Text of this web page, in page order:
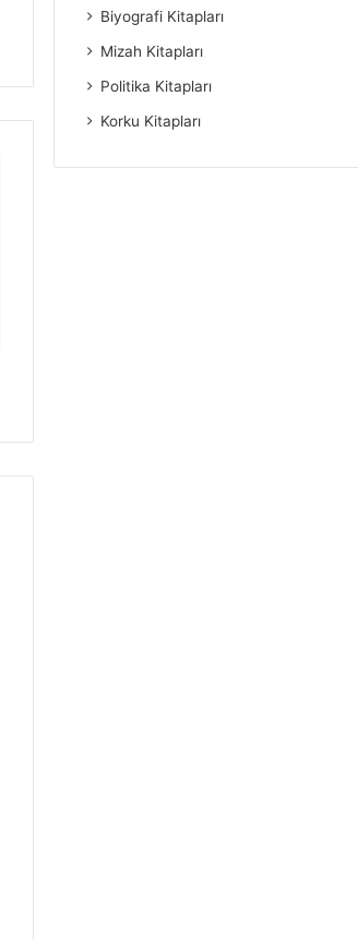
Biyografi Kitapları
Mizah Kitapları
Politika Kitapları
Korku Kitapları